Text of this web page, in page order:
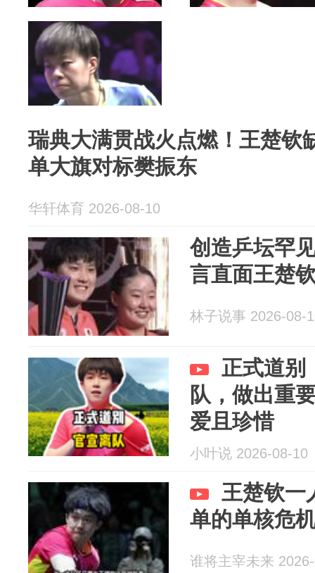
瑞典大满贯战火点燃！王楚钦
单大旗对标樊振东
华轩体育 2026-08-10
创造乒坛罕
言直面王楚
林子说事 2026-08-
正式道别
队，做出重
爱且珍惜
小叶说 2026-08-10
王楚钦一
单的单核危
谁将主宰未来